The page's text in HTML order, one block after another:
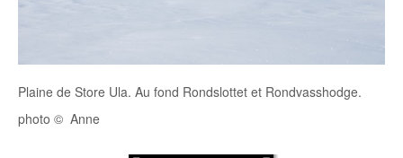
Plaine de Store Ula. Au fond Rondslottet et Rondvasshodge.
photo © Anne